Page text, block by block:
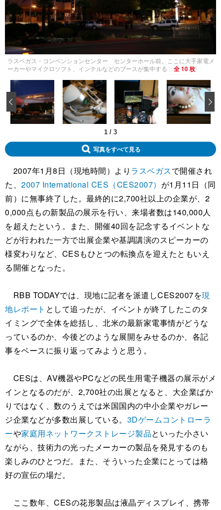
ラスベガス・コンベンションセンター センターホール前。ここに大手家電メ
ーカーやマイクロソフト、インテルなどのブースが集中する
全 10 枚
1 / 3
‹
写真をすべて見る
2007年1月8日（現地時間）より ラスベガスで開催され
た、 2007 International CES（CES2007） が1月11日（同
前）に無事終了した。最終的に2,700社以上の企業が、2
0,000点もの新製品の展示を行い、来場者数は140,000人
を超えたという。また、開催40回を記念するイベントな
どが行われた一方で出展企業や基調講演のスピーカーの
様変わりなど、CESもひとつの転換点を迎えたともいえ
る開催となった。
RBB TODAYでは、現地に記者を派遣しCES2007を現
地レポート として追ったが、イベントが終了したこのタ
イミングで全体を総括し、北米の最新家電事情がどうな
っているのか、今後どのような展開をみせるのか、各記
事をベースに振り返ってみようと思う。
CESは、AV機器やPCなどの民生用電子機器の展示がメ
インとなるのだが、2,700社の出展となると、大企業ばか
りではなく、数のうえでは米国国内の中小企業やガレー
ジ企業などが多数出展している。 3Dゲームコントローラ
ーや家庭用ネットワークストレージ製品といった小さい
ながら、技術力の光ったメーカーの製品を発見するのも
楽しみのひとつだ。また、そういった企業にとっては格
好の宣伝の場だ。
ここ数年、CESの花形製品は液晶ディスプレイ、携帯